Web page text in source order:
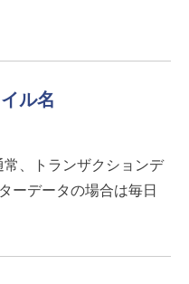
ル名
、トランザクションデ
ーデータの場合は毎日